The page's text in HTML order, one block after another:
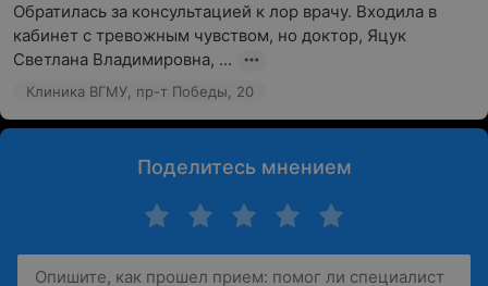
Обратилась за консультацией к лор врачу. Входила в
кабинет с тревожным чувством, но доктор, Яцук
Светлана Владимировна, ...
Клиника ВГМУ, пр-т Победы, 20
Поделитесь мнением